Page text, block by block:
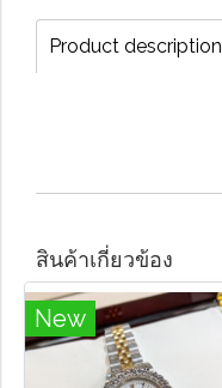
Product description
สินค้าเกี่ยวข้อง
New